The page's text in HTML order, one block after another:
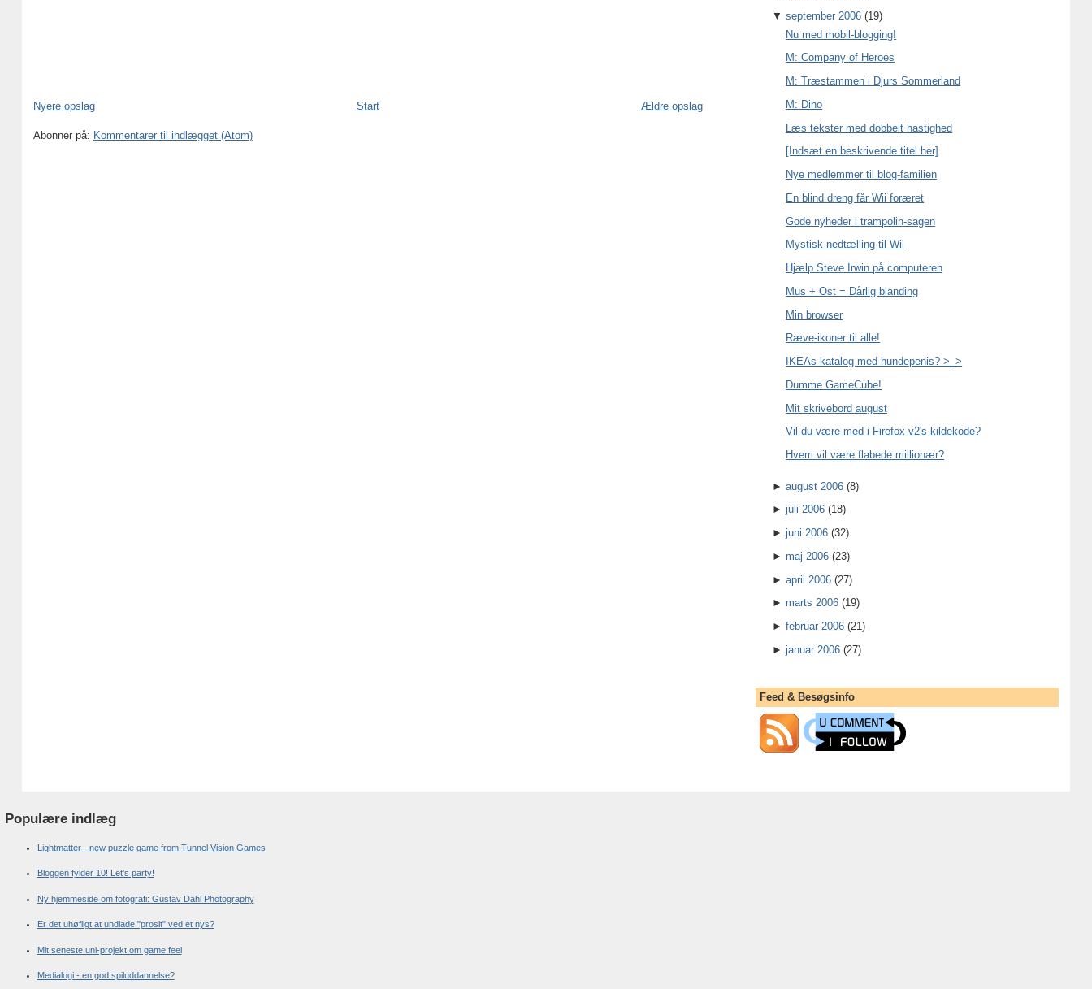
Nyere opslag Ældre opslag
Start
Abonner på: Kommentarer til indlægget (Atom)
▼september 2006 (19)
Nu med mobil-blogging!
M: Company of Heroes
M: Træstammen i Djurs Sommerland
M: Dino
Læs tekster med dobbelt hastighed
[Indsæt en beskrivende titel her]
Nye medlemmer til blog-familien
En blind dreng får Wii foræret
Gode nyheder i trampolin-sagen
Mystisk nedtælling til Wii
Hjælp Steve Irwin på computeren
Mus + Ost = Dårlig blanding
Min browser
Ræve-ikoner til alle!
IKEAs katalog med hundepenis? >_>
Dumme GameCube!
Mit skrivebord august
Vil du være med i Firefox v2's kildekode?
Hvem vil være flabede millionær?
►august 2006 (8)
►juli 2006 (18)
►juni 2006 (32)
►maj 2006 (23)
►april 2006 (27)
►marts 2006 (19)
►februar 2006 (21)
►januar 2006 (27)
Feed & Besøgsinfo
Populære indlæg
Lightmatter - new puzzle game from Tunnel Vision Games
Bloggen fylder 10! Let's party!
Ny hjemmeside om fotografi: Gustav Dahl Photography
Er det uhøfligt at undlade "prosit" ved et nys?
Mit seneste uni-projekt om game feel
Medialogi - en god spiluddannelse?